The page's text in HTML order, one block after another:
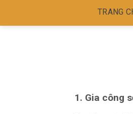
TRANG
1. Gia công